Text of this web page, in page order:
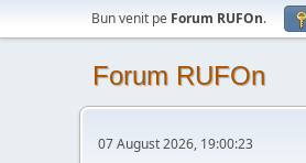
Bun venit pe Forum RUFOn.
Forum RUFOn
07 August 2026, 19:00:23